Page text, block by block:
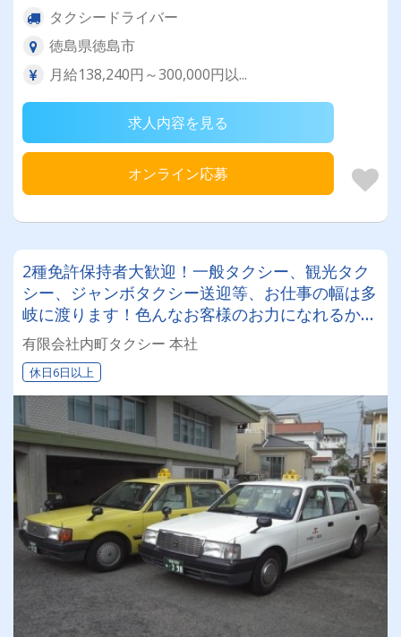
タクシードライバー
徳島県徳島市
月給138,240円～300,000円以...
求人内容を見る
オンライン応募
2種免許保持者大歓迎！一般タクシー、観光タク
シー、ジャンボタクシー送迎等、お仕事の幅は多
岐に渡ります！色んなお客様のお力になれるから
こそ充実して働くことができますよ！
有限会社内町タクシー 本社
休日6日以上